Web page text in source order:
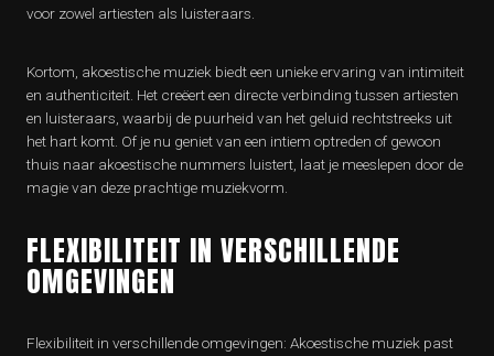
voor zowel artiesten als luisteraars.
Kortom, akoestische muziek biedt een unieke ervaring van intimiteit
en authenticiteit. Het creëert een directe verbinding tussen artiesten
en luisteraars, waarbij de puurheid van het geluid rechtstreeks uit
het hart komt. Of je nu geniet van een intiem optreden of gewoon
thuis naar akoestische nummers luistert, laat je meeslepen door de
magie van deze prachtige muziekvorm.
FLEXIBILITEIT IN VERSCHILLENDE
OMGEVINGEN
Flexibiliteit in verschillende omgevingen: Akoestische muziek past